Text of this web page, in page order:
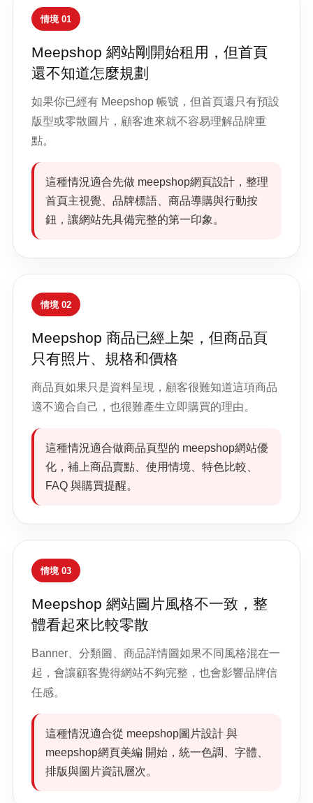
情境 01
Meepshop 網站剛開始租用，但首頁
還不知道怎麼規劃
如果你已經有 Meepshop 帳號，但首頁還只有預設
版型或零散圖片，顧客進來就不容易理解品牌重
點。
這種情況適合先做 meepshop網頁設計，整理
首頁主視覺、品牌標語、商品導購與行動按
鈕，讓網站先具備完整的第一印象。
情境 02
Meepshop 商品已經上架，但商品頁
只有照片、規格和價格
商品頁如果只是資料呈現，顧客很難知道這項商品
適不適合自己，也很難產生立即購買的理由。
這種情況適合做商品頁型的 meepshop網站優
化，補上商品賣點、使用情境、特色比較、
FAQ 與購買提醒。
情境 03
Meepshop 網站圖片風格不一致，整
體看起來比較零散
Banner、分類圖、商品詳情圖如果不同風格混在一
起，會讓顧客覺得網站不夠完整，也會影響品牌信
任感。
這種情況適合從 meepshop圖片設計 與
meepshop網頁美編 開始，統一色調、字體、
排版與圖片資訊層次。